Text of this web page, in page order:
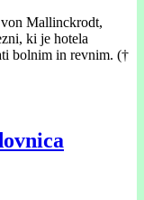
Mallinckrodt,
ki je hotela
bolnim in revnim. (†